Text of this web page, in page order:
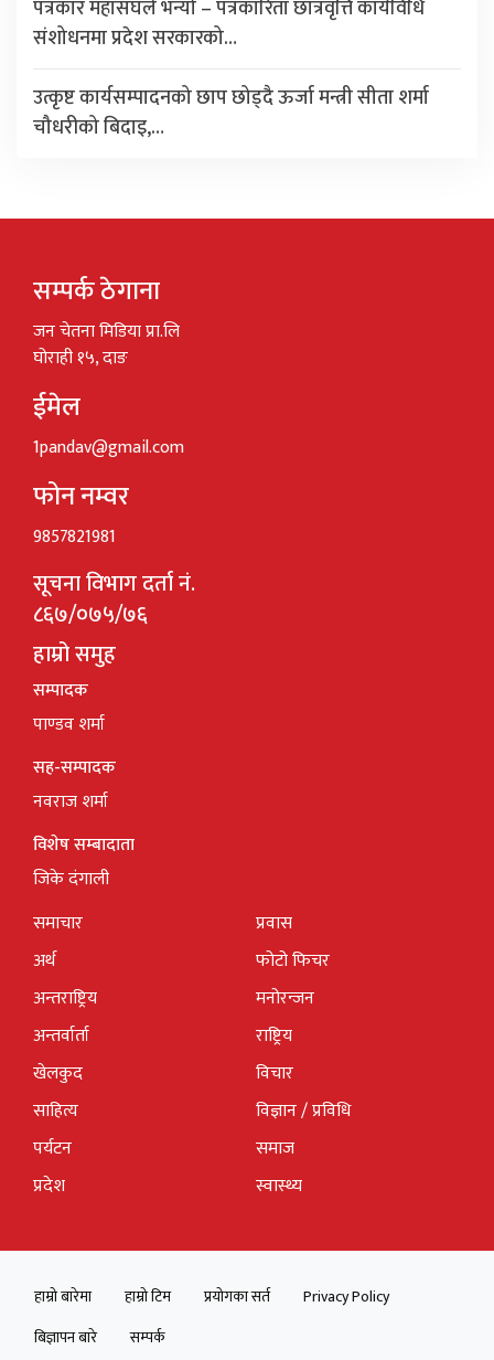
पत्रकार महासंघले भन्यो – पत्रकारिता छात्रवृत्ति कार्यविधि
संशोधनमा प्रदेश सरकारको…
उत्कृष्ट कार्यसम्पादनको छाप छोड्दै ऊर्जा मन्त्री सीता शर्मा
चौधरीको बिदाइ,…
सम्पर्क ठेगाना
जन चेतना मिडिया प्रा.लि
घोराही १५, दाङ
ईमेल
1pandav@gmail.com
फोन नम्वर
9857821981
सूचना विभाग दर्ता नं.
८६७/०७५/७६
हाम्रो समुह
सम्पादक
पाण्डव शर्मा
सह-सम्पादक
नवराज शर्मा
विशेष सम्बादाता
जिके दंगाली
समाचार
अर्थ
अन्तराष्ट्रिय
अन्तर्वार्ता
खेलकुद
साहित्य
पर्यटन
प्रदेश
प्रवास
फोटो फिचर
मनोरन्जन
राष्ट्रिय
विचार
विज्ञान / प्रविधि
समाज
स्वास्थ्य
हाम्रो बारेमा हाम्रो टिम प्रयोगका सर्त
Privacy Policy
बिज्ञापन बारे
सम्पर्क